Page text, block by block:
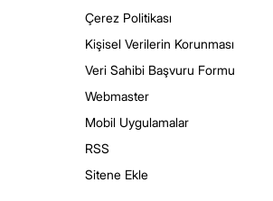
Çerez Politikası
Kişisel Verilerin Korunması
Veri Sahibi Başvuru Formu
Webmaster
Mobil Uygulamalar
RSS
Sitene Ekle